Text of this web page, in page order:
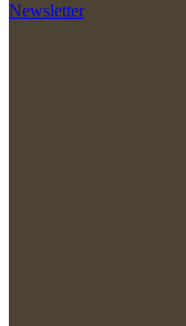
Newsletter